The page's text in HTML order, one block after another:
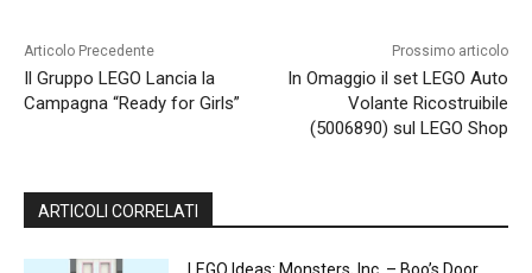
Articolo Precedente
Il Gruppo LEGO Lancia la
Campagna “Ready for Girls”
Prossimo articolo
In Omaggio il set LEGO Auto
Volante Ricostruibile
(5006890) sul LEGO Shop
ARTICOLI CORRELATI